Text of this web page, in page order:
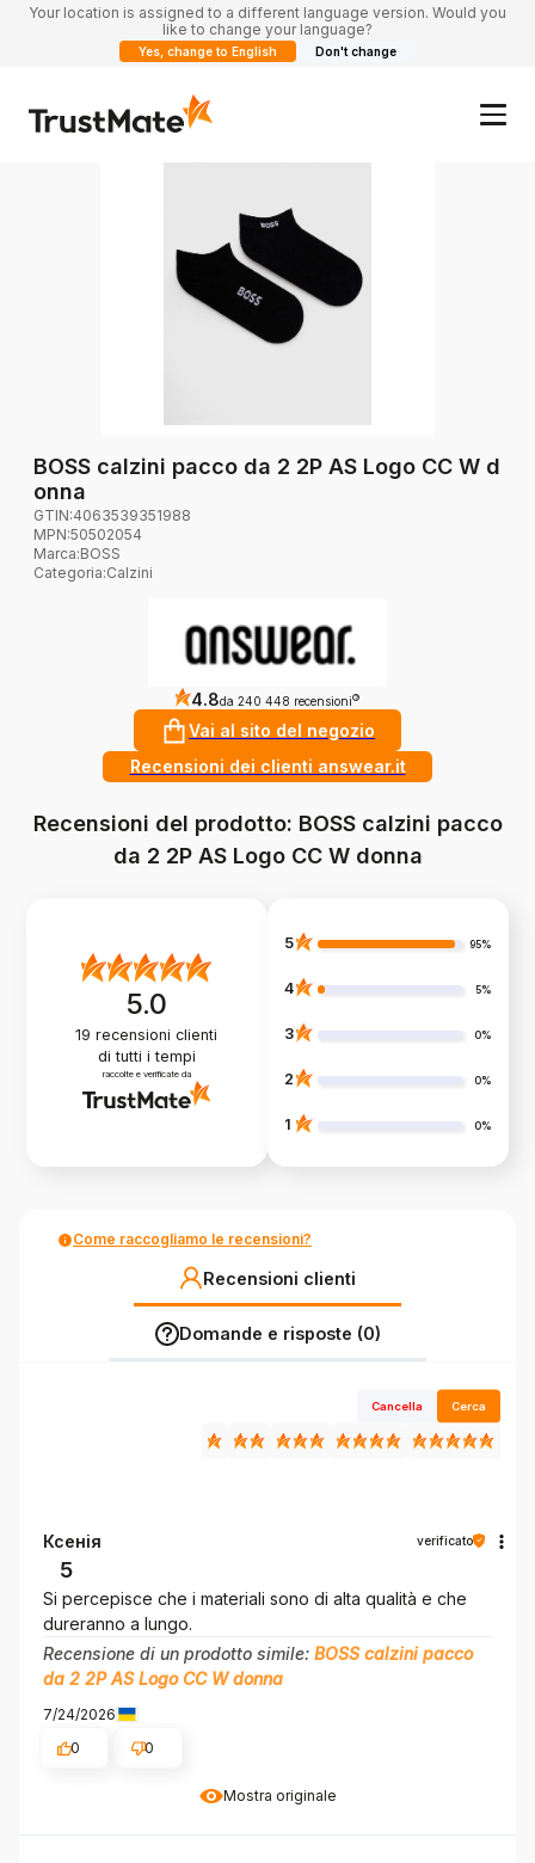
Your location is assigned to a different language version. Would you
like to change your language?
Yes, change to English Don't change
BOSS calzini pacco da 2 2P AS Logo CC W d
onna
GTIN:4063539351988
MPN:50502054
Marca:BOSS
Categoria:Calzini
4.8da 240 448 recensioni ?
Vai al sito del negozio
Recensioni dei clienti answear.it
Recensioni del prodotto: BOSS calzini pacco
da 2 2P AS Logo CC W donna
5.0
19 recensioni clienti
di tutti i tempi
raccolte e verificate da
5 95%
4 5%
3 0%
2 0%
1 0%
Come raccogliamo le recensioni?
Recensioni clienti
Domande e risposte (0)
Cancella Cerca
Mostra originale
Ксенія verificato
5
Si percepisce che i materiali sono di alta qualità e che
dureranno a lungo.
Recensione di un prodotto simile: BOSS calzini pacco
da 2 2P AS Logo CC W donna
7/24/2026
0
0